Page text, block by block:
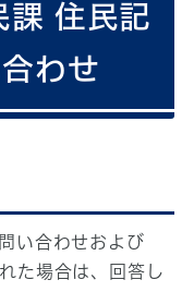
課 住民記
わせ
い合わせおよび
た場合は、回答し